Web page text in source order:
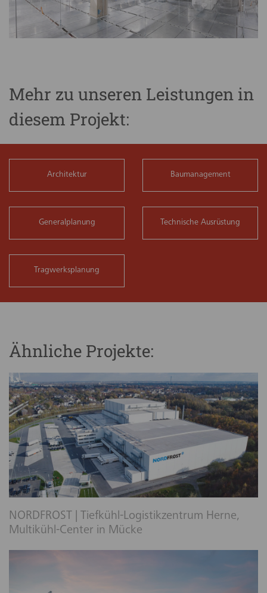
Mehr zu unseren Leistungen in
diesem Projekt:
Architektur Baumanagement
Generalplanung Technische Ausrüstung
Tragwerksplanung
Ähnliche Projekte:
NORDFROST | Tiefkühl-Logistikzentrum Herne,
Multikühl-Center in Mücke